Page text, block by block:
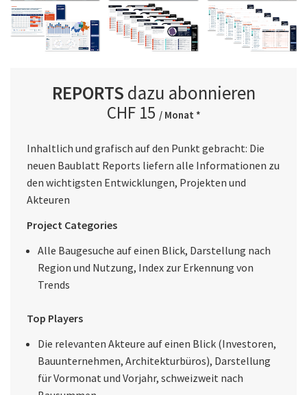
REPORTS dazu abonnieren
CHF 15 / Monat *
Inhaltlich und grafisch auf den Punkt gebracht: Die
neuen Baublatt Reports liefern alle Informationen zu
den wichtigsten Entwicklungen, Projekten und
Akteuren
Project Categories
Alle Baugesuche auf einen Blick, Darstellung nach
Region und Nutzung, Index zur Erkennung von
Trends
Top Players
Die relevanten Akteure auf einen Blick (Investoren,
Bauunternehmen, Architekturbüros), Darstellung
für Vormonat und Vorjahr, schweizweit nach